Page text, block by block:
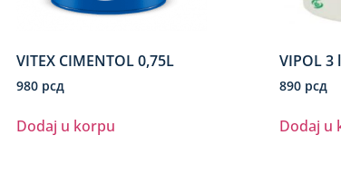
VITEX CIMENTOL 0,75L
980 рсд
Dodaj u korpu
VIPOL 3
890 рсд
Dodaj u